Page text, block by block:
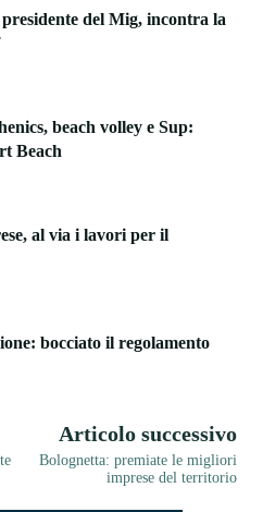
del Mig, incontra la
beach volley e Sup:
Beach
al via i lavori per il
bocciato il regolamento
Articolo successivo
Bolognetta: premiate le migliori
imprese del territorio